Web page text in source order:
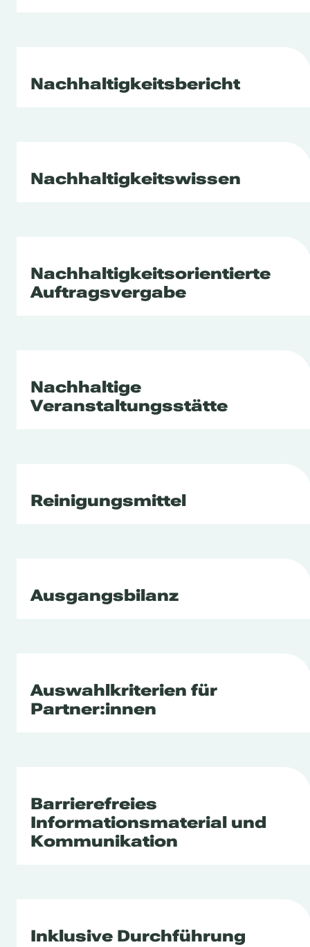
Nachhaltigkeitsbericht
Nachhaltigkeitswissen
Nachhaltigkeitsorientierte
Auftragsvergabe
Nachhaltige
Veranstaltungsstätte
Reinigungsmittel
Ausgangsbilanz
Auswahlkriterien für
Partner:innen
Barrierefreies
Informationsmaterial und
Kommunikation
Inklusive Durchführung